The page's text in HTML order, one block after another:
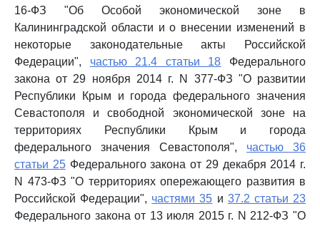
16-ФЗ "Об Особой экономической зоне в
Калининградской области и о внесении изменений в
некоторые законодательные акты Российской
Федерации", частью 21.4 статьи 18 Федерального
закона от 29 ноября 2014 г. N 377-ФЗ "О развитии
Республики Крым и города федерального значения
Севастополя и свободной экономической зоне на
территориях Республики Крым и города
федерального значения Севастополя", частью 36
статьи 25Федерального закона от 29 декабря 2014 г.
N 473-ФЗ "О территориях опережающего развития в
Российской Федерации", частями 35 и 37.2 статьи 23
Федерального закона от 13 июля 2015 г. N 212-ФЗ "О